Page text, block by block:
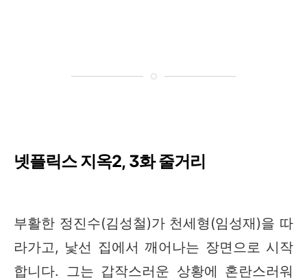
넷플릭스 지옥2, 3화 줄거리
부활한 정진수(김성철)가 천세형(임성재)을 따
라가고, 낯선 집에서 깨어나는 장면으로 시작
합니다. 그는 갑작스러운 상황에 혼란스러워